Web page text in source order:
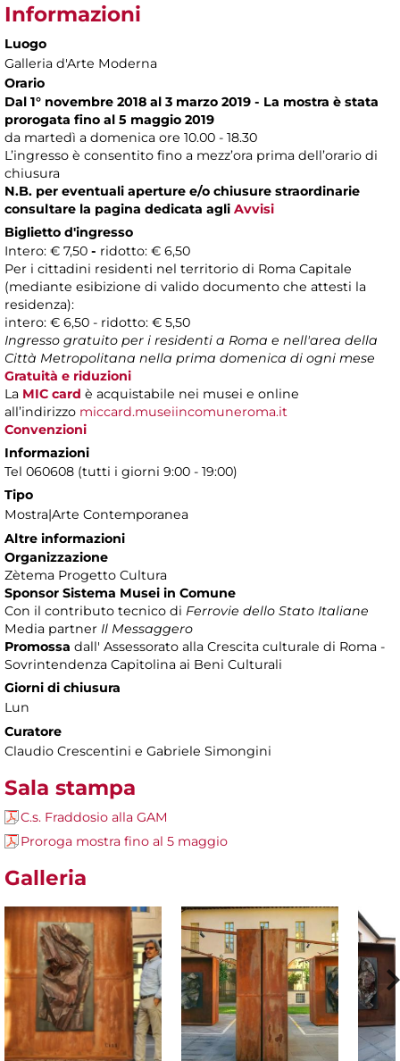
Informazioni
Luogo
Galleria d'Arte Moderna
Orario
Dal 1° novembre 2018 al 3 marzo 2019 - La mostra è stata
prorogata fino al 5 maggio 2019
da martedì a domenica ore 10.00 - 18.30
L’ingresso è consentito fino a mezz’ora prima dell’orario di
chiusura
N.B. per eventuali aperture e/o chiusure straordinarie
consultare la pagina dedicata agli Avvisi
Biglietto d'ingresso
Intero: € 7,50 - ridotto: € 6,50
Per i cittadini residenti nel territorio di Roma Capitale
(mediante esibizione di valido documento che attesti la
residenza):
intero: € 6,50 - ridotto: € 5,50
Ingresso gratuito per i residenti a Roma e nell'area della
Città Metropolitana nella prima domenica di ogni mese
Gratuità e riduzioni
La MIC card è acquistabile nei musei e online
all’indirizzo miccard.museiincomuneroma.it
Convenzioni
Informazioni
Tel 060608 (tutti i giorni 9:00 - 19:00)
Tipo
Mostra|Arte Contemporanea
Altre informazioni
Organizzazione
Zètema Progetto Cultura
Sponsor Sistema Musei in Comune
Con il contributo tecnico di Ferrovie dello Stato Italiane
Media partner Il Messaggero
Promossa dall' Assessorato alla Crescita culturale di Roma -
Sovrintendenza Capitolina ai Beni Culturali
Giorni di chiusura
Lun
Curatore
Claudio Crescentini e Gabriele Simongini
Sala stampa
C.s. Fraddosio alla GAM
Proroga mostra fino al 5 maggio
Galleria